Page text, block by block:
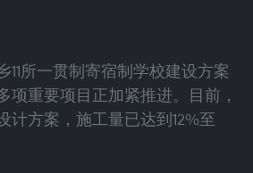
11所一贯制寄宿制学校建设方案
项重要项目正加紧推进。目前，
计方案，施工量已达到12%至